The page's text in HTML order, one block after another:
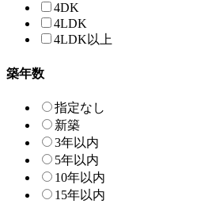
4DK
4LDK
4LDK以上
築年数
指定なし
新築
3年以内
5年以内
10年以内
15年以内